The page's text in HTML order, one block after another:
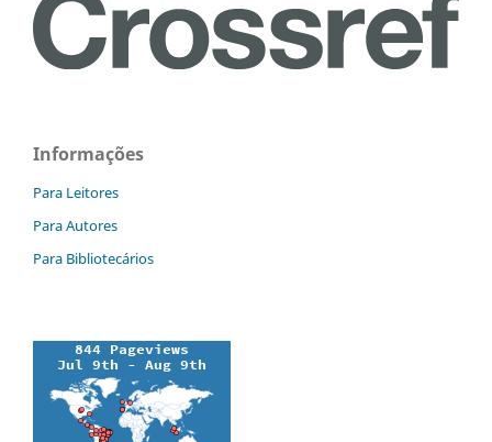
Informações
Para Leitores
Para Autores
Para Bibliotecários